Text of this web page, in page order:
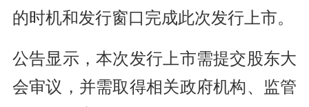
的时机和发行窗口完成此次发行上市。
公告显示，本次发行上市需提交股东大
会审议，并需取得相关政府机构、监管